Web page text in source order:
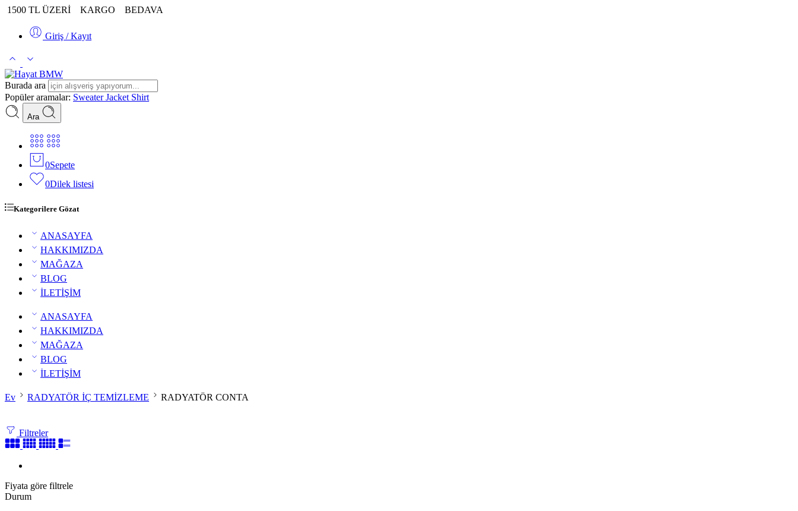
1500 TL ÜZERİ KARGO BEDAVA
Giriş / Kayıt
Burada ara
Popüler aramalar: SweaterJacket Shirt
Ara
0Sepete
0Dilek listesi
Kategorilere Gözat
ANASAYFA
HAKKIMIZDA
MAĞAZA
BLOG
İLETİŞİM
ANASAYFA
HAKKIMIZDA
MAĞAZA
BLOG
İLETİŞİM
Ev RADYATÖR İÇ TEMİZLEME RADYATÖR CONTA
Filtreler
Fiyata göre filtrele
Durum